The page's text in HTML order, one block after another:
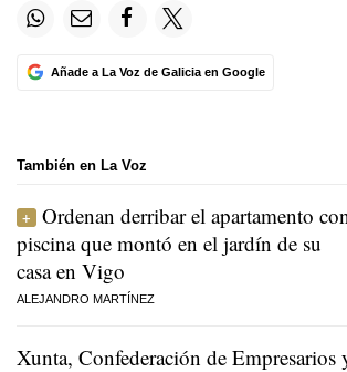
Añade a La Voz de Galicia en Google
También en La Voz
Ordenan derribar el apartamento
piscina que montó en el jardín de su
casa en Vigo
ALEJANDRO MARTÍNEZ
Xunta, Confederación de Empresarios